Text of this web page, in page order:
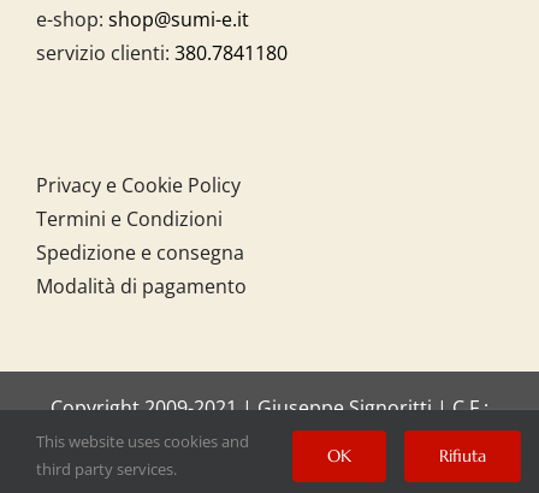
e-shop: shop@sumi-e.it
servizio clienti: 380.7841180
Privacy e Cookie Policy
Termini e Condizioni
Spedizione e consegna
Modalità di pagamento
Copyright 2009-2021 | Giuseppe Signoritti | C.F.:
SGNGPP61C20I158O
This website uses cookies and
third party services.
OK Rifiuta